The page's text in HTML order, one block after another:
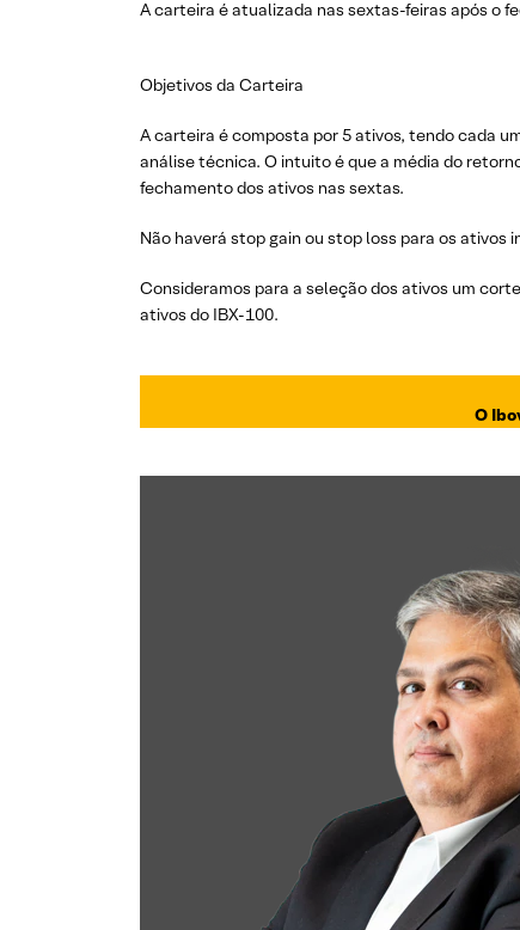
A carteira é atualizada nas sextas-feiras após o
Objetivos da Carteira
A carteira é composta por 5 ativos, tendo cada
análise técnica. O intuito é que a média do
fechamento dos ativos nas sextas.
Não haverá stop gain ou stop loss para os ativos
Consideramos para a seleção dos ativos um
ativos do IBX-100.
O